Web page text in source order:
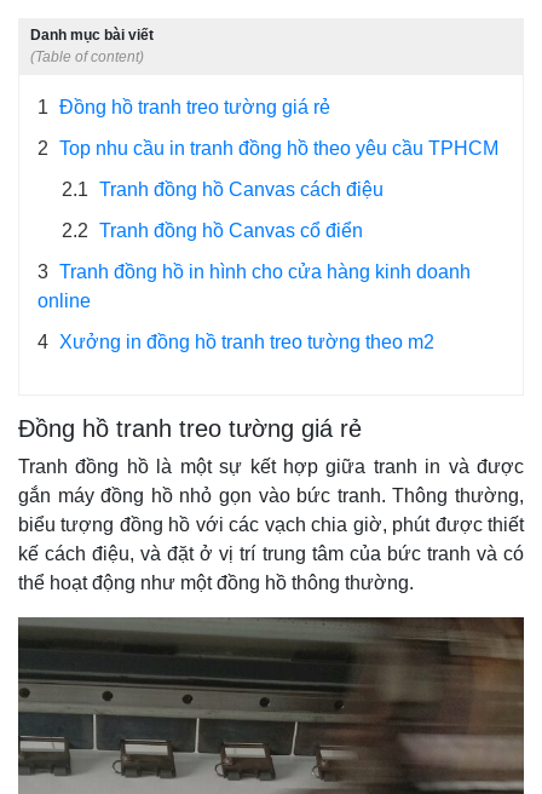
Danh mục bài viết
(Table of content)
1 Đồng hồ tranh treo tường giá rẻ
2 Top nhu cầu in tranh đồng hồ theo yêu cầu TPHCM
2.1 Tranh đồng hồ Canvas cách điệu
2.2 Tranh đồng hồ Canvas cổ điển
3 Tranh đồng hồ in hình cho cửa hàng kinh doanh
online
4 Xưởng in đồng hồ tranh treo tường theo m2
Đồng hồ tranh treo tường giá rẻ
Tranh đồng hồ là một sự kết hợp giữa tranh in và được
gắn máy đồng hồ nhỏ gọn vào bức tranh. Thông thường,
biểu tượng đồng hồ với các vạch chia giờ, phút được thiết
kế cách điệu, và đặt ở vị trí trung tâm của bức tranh và có
thể hoạt động như một đồng hồ thông thường.